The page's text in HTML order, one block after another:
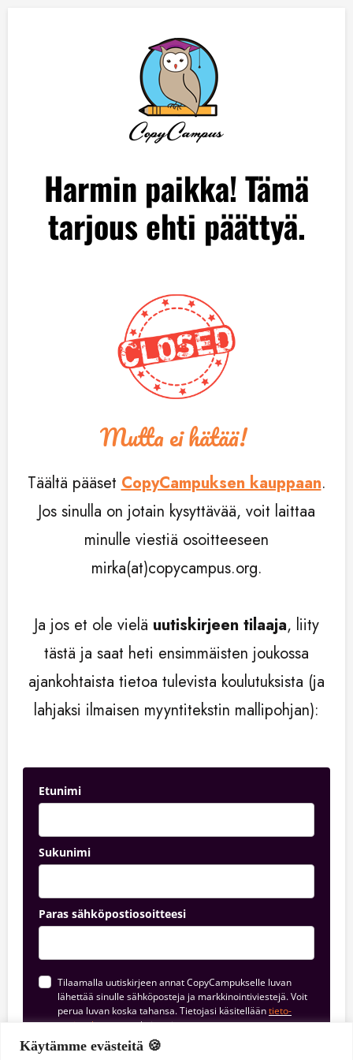
Käytämme evästeitä 🍪
Harmin paikka! Tämä
tarjous ehti päättyä.
Mutta ei hätää!
Täältä pääsetCopyCampuksen kauppaan.
Jos sinulla on jotain kysyttävää, voit laittaa
minulle viestiä osoitteeseen
mirka(at)copycampus.org.
Ja jos et ole vielä uutiskirjeen tilaaja, liity
tästä ja saat heti ensimmäisten joukossa
ajankohtaista tietoa tulevista koulutuksista (ja
lahjaksi ilmaisen myyntitekstin mallipohjan):
Etunimi
Sukunimi
Paras sähköpostiosoitteesi
Tilaamalla uutis­kirjeen annat CopyCampukselle luvan
lähettää sinulle sähköposteja ja markkinointiviestejä. Voit
perua luvan koska tahansa. Tietojasi käsitellääntieto­
suoja­selosteenmukaisesti.